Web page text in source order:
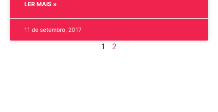
LER MAIS »
11 de setembro, 2017
1 2